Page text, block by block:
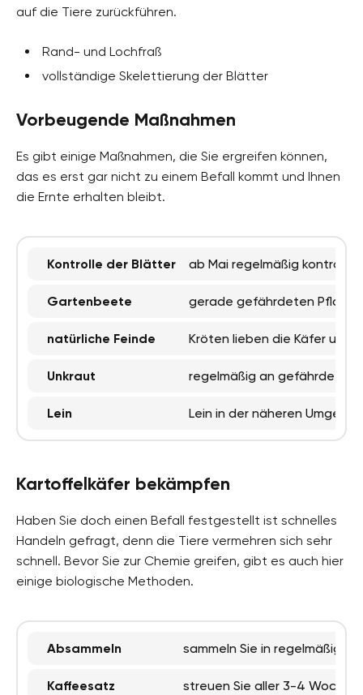
auf die Tiere zurückführen.
Rand- und Lochfraß
vollständige Skelettierung der Blätter
Vorbeugende Maßnahmen
Es gibt einige Maßnahmen, die Sie ergreifen können,
das es erst gar nicht zu einem Befall kommt und Ihnen
die Ernte erhalten bleibt.
Kontrolle der Blätter ab Mai regelmäßig
Gartenbeete gerade gefährdeten
natürliche Feinde Kröten lieben die Käfer und
Unkraut regelmäßig an gefährdeten
Lein Lein in der näheren
Kartoffelkäfer bekämpfen
Haben Sie doch einen Befall festgestellt ist schnelles
Handeln gefragt, denn die Tiere vermehren sich sehr
schnell. Bevor Sie zur Chemie greifen, gibt es auch hier
einige biologische Methoden.
Absammeln sammeln Sie in
Kaffeesatz streuen Sie aller 3-4